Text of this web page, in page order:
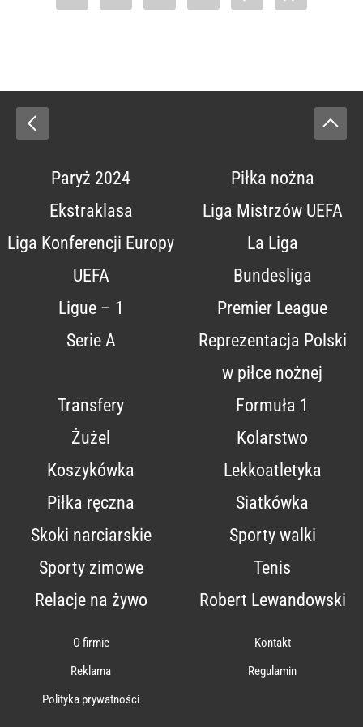
Paryż 2024
Piłka nożna
Ekstraklasa
Liga Mistrzów UEFA
Liga Konferencji Europy
UEFA
La Liga
Bundesliga
Ligue – 1
Premier League
Serie A
Reprezentacja Polski
w piłce nożnej
Transfery
Formuła 1
Żużel
Kolarstwo
Koszykówka
Lekkoatletyka
Piłka ręczna
Siatkówka
Skoki narciarskie
Sporty walki
Sporty zimowe
Tenis
Relacje na żywo
Robert Lewandowski
O firmie
Kontakt
Reklama
Regulamin
Polityka prywatności